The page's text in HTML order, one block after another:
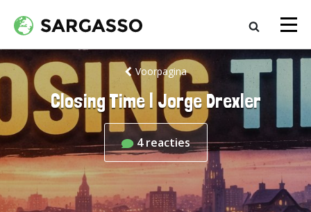
Voorpagina
Closing Time | Jorge Drexler
4 reacties